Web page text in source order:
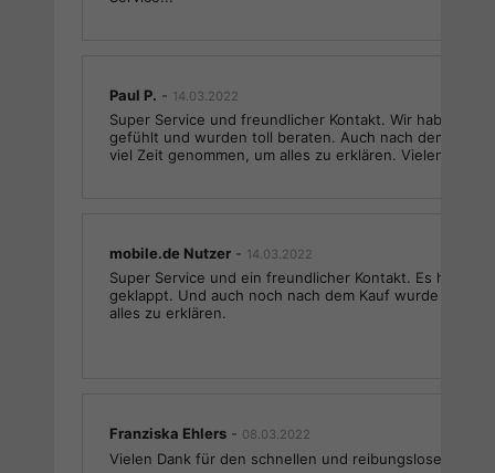
Paul P. - 14.03.2022
Super Service und freundlicher Kontakt. Wir haben
gefühlt und wurden toll beraten. Auch nach dem Kauf
viel Zeit genommen, um alles zu erklären. Vielen Dank
mobile.de Nutzer - 14.03.2022
Super Service und ein freundlicher Kontakt. Es hat
geklappt. Und auch noch nach dem Kauf wurde sich
alles zu erklären.
Franziska Ehlers - 08.03.2022
Vielen Dank für den schnellen und reibungslosen